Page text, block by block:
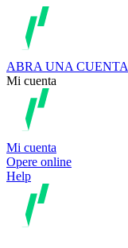
ABRA UNA CUENTA
Mi cuenta
Mi cuenta
Opere online
Help